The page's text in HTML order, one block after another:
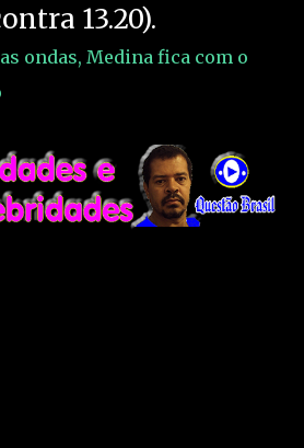
13.20).
ondas, Medina fica com o